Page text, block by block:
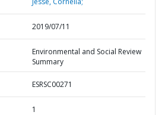
2019/07/11
Environmental and Social Review
Summary
ESRSC00271
1